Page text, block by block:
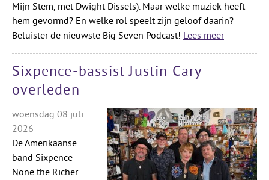
Mijn Stem, met Dwight Dissels). Maar welke muziek heeft
hem gevormd? En welke rol speelt zijn geloof daarin?
Beluister de nieuwste Big Seven Podcast! Lees meer
Sixpence-bassist Justin Cary
overleden
woensdag 08 juli
2026
De Amerikaanse
band Sixpence
None the Richer